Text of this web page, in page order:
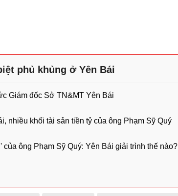
phủ khủng ở Yên Bái
Giám đốc Sở TN&MT Yên Bái
nhiều khối tài sản tiền tỷ của ông Phạm Sỹ Quý
của ông Phạm Sỹ Quý: Yên Bái giải trình thế nào?